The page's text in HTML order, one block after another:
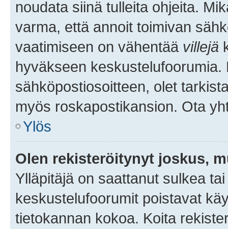
noudata siinä tulleita ohjeita.
varma, että annoit toimivan
vaatimiseen on vähentää villejä
hyväkseen
sähköpostiosoitteen, olet
myös roskapostikansion. Ota
Ylös
Olen rekisteröitynyt joskus,
Ylläpitäjä on saattanut sulkea
keskustelufoorumit poistavat
tietokannan kokoa. Koita